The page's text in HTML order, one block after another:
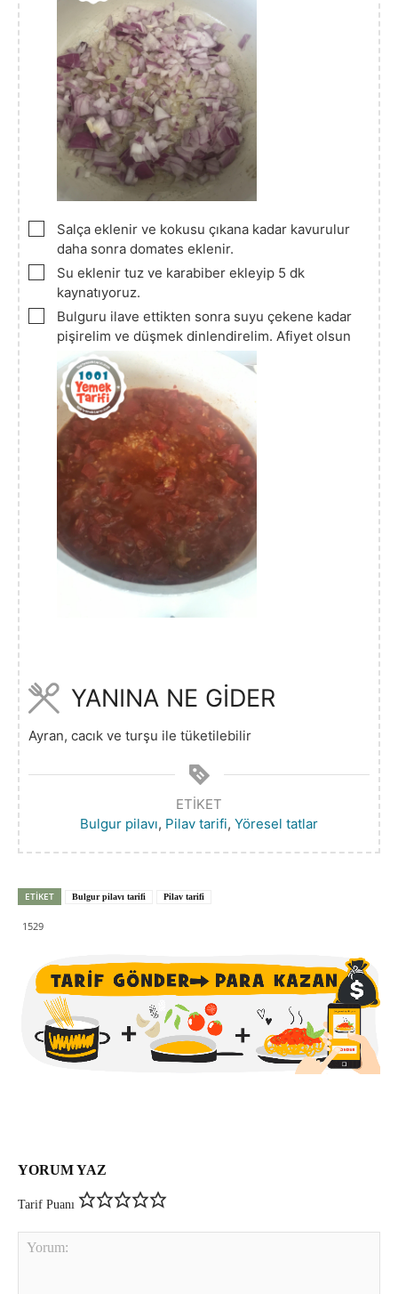
▢
Salça eklenir ve kokusu çıkana kadar kavurulur
daha sonra domates eklenir.
▢
Su eklenir tuz ve karabiber ekleyip 5 dk
kaynatıyoruz.
▢
Bulguru ilave ettikten sonra suyu çekene kadar
pişirelim ve düşmek dinlendirelim. Afiyet olsun
YANINA NE GİDER
Ayran, cacık ve turşu ile tüketilebilir
ETIKET
Bulgur pilavı, Pilav tarifi, Yöresel tatlar
ETIKET Bulgur pilavı tarifi Pilav tarifi
1529
YORUM YAZ
Tarif Puanı